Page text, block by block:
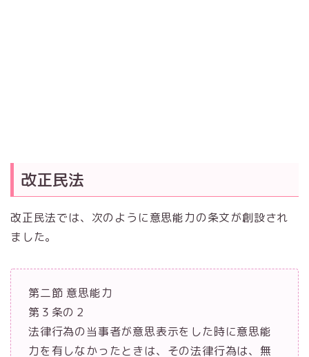
改正民法
改正民法では、次のように意思能力の条文が創設され
ました。
第二節 意思能力
第３条の２
法律行為の当事者が意思表示をした時に意思能
力を有しなかったときは、その法律行為は、無